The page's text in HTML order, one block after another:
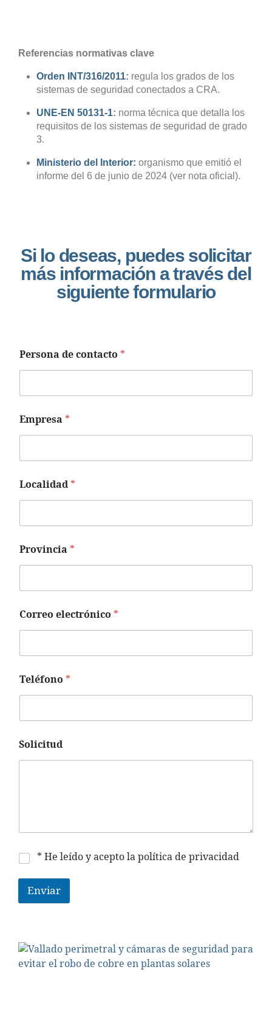
Referencias normativas clave
Orden INT/316/2011: regula los grados de los
sistemas de seguridad conectados a CRA.
UNE-EN 50131-1: norma técnica que detalla los
requisitos de los sistemas de seguridad de grado
3.
Ministerio del Interior: organismo que emitió el
informe del 6 de junio de 2024 (ver nota oficial).
Si lo deseas, puedes solicitar
más información a través del
siguiente formulario
Persona de contacto *
Empresa *
Localidad *
Provincia *
Correo electrónico *
Teléfono *
Solicitud
P
o
l
t
*
* He leído y acepto la política de privacidad
Enviar